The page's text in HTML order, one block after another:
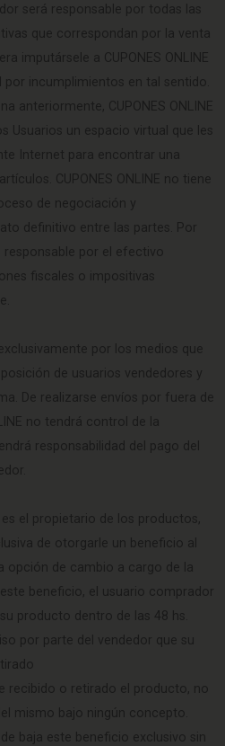
será responsable por todas las
que correspondan por la venta
imputársele a CUPONES ONLINE
incumplimientos en tal sentido.
anteriormente, CUPONES ONLINE
Usuarios un espacio virtual que les
Internet para encontrar una
CUPONES ONLINE no tiene
de negociación y
definitivo entre las partes. Por
responsable por el efectivo
fiscales o impositivas
por los medios que
de usuarios vendedores y
De realizarse envíos por fuera de
no tendrá control de la
responsabilidad del pago del
es el propietario de los productos,
de otorgarle un beneficio al
opción de cambio a cargo de la
beneficio, el usuario comprador
producto dentro de las 48 hs.
por parte del vendedor que su
recibido o retirado el producto, no
mismo bajo ningún concepto.
de baja este beneficio exclusivo sin